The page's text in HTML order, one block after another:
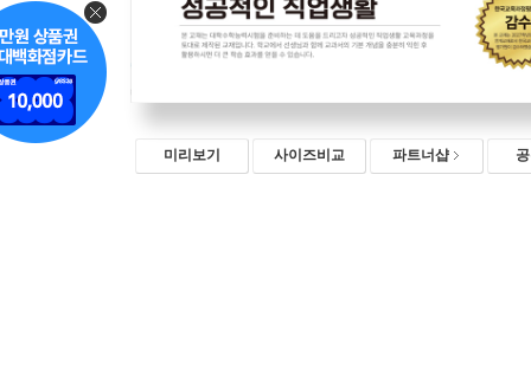
미리보기 사이즈비교 파트너샵